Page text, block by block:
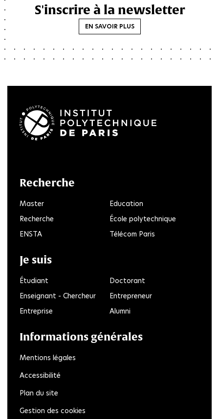
S'inscrire à la newsletter
EN SAVOIR PLUS
Recherche
Master
Education
Recherche
École polytechnique
ENSTA
Télécom Paris
Je suis
Étudiant
Doctorant
Enseignant - Chercheur
Entrepreneur
Entreprise
Alumni
Informations générales
Mentions légales
Accessibilité
Plan du site
Gestion des cookies